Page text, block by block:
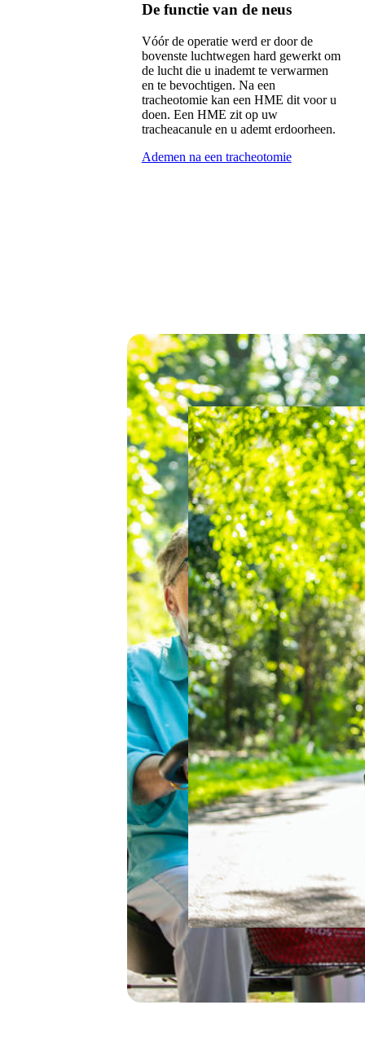
De functie van de neus
Vóór de operatie werd er door de
bovenste luchtwegen hard gewerkt om
de lucht die u inademt te verwarmen
en te bevochtigen. Na een
tracheotomie kan een HME dit voor u
doen. Een HME zit op uw
tracheacanule en u ademt erdoorheen.
Ademen na een tracheotomie